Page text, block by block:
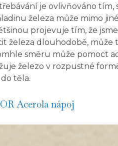
je ovlivňováno tím,
železa může mimo
projevuje tím, že
železa dlouhodobě, může
směru může pomoct
železo v rozpustné
těla.
Acerola nápoj